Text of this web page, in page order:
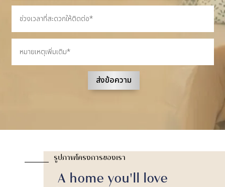
ส่งข้อความ
รูปภาพโครงการของเรา
A home you'll love